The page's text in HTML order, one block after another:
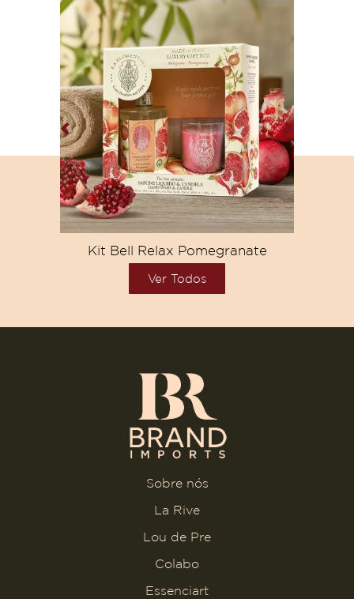
Kit Bell Relax Pomegranate
Ver Todos
Sobre nós
La Rive
Lou de Pre
Colabo
Essenciart